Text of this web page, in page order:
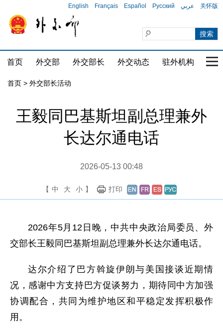
English Français Español Русский عربي 关怀版
首页 外交部 外交部长 外交动态 驻外机构 国
首页 > 外交部长活动
王毅同巴基斯坦副总理兼外
长达尔通电话
2026-05-13 00:48
【 中 大 小 】 打印
2026年5月12日晚，中共中央政治局委员、外
交部长王毅同巴基斯坦副总理兼外长达尔通电话。
达尔介绍了巴方斡旋伊朗与美国接谈近期情
况，感谢中方支持巴方促谈努力，期待同中方加强
协调配合，共同为维护地区和平稳定发挥积极作
用。